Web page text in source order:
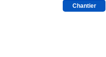
Chantier